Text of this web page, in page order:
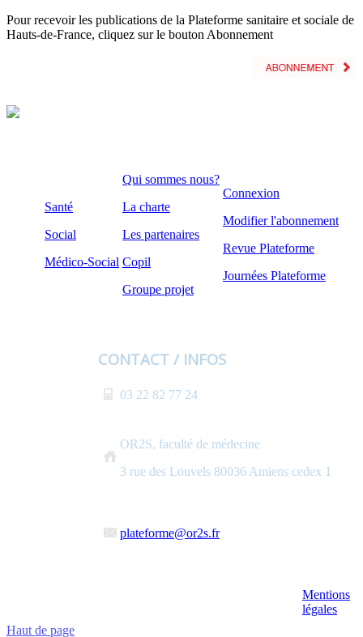
Pour recevoir les publications de la Plateforme sanitaire et sociale de
Hauts-de-France, cliquez sur le bouton Abonnement
Santé
Social
Médico-Social
Qui sommes nous?
La charte
Les partenaires
Copil
Groupe projet
Connexion
Modifier l'abonnement
Revue Plateforme
Journées Plateforme
CONTACT / INFOS
03 22 82 77 24
OR2S, faculté de médecine
3 rue des Louvels 80036 Amiens cedex 1
plateforme@or2s.fr
Mentions
légales
Haut de page